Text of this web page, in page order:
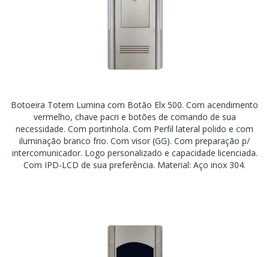
Botoeira Totem Lumina com Botão Elx 500. Com acendimento
vermelho, chave pacri e botões de comando de sua
necessidade. Com portinhola. Com Perfil lateral polido e com
iluminação branco frio. Com visor (GG). Com preparação p/
intercomunicador. Logo personalizado e capacidade licenciada.
Com IPD-LCD de sua preferência. Material: Aço inox 304.